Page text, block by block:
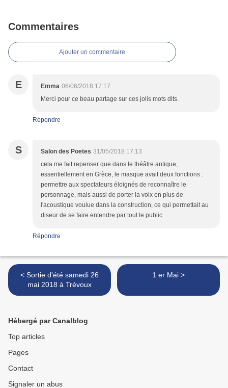
Commentaires
Ajouter un commentaire
E Emma 06/06/2018 17:17
Merci pour ce beau partage sur ces jolis mots dits.
Répondre
S Salon des Poetes 31/05/2018 17:13
cela me fait repenser que dans le théâtre antique,
essentiellement en Grèce, le masque avait deux fonctions :
permettre aux spectateurs éloignés de reconnaître le
personnage, mais aussi de porter la voix en plus de
l'acoustique voulue dans la construction, ce qui permettait au
diseur de se faire entendre par tout le public
Répondre
< Sortie d'été samedi 26
mai 2018 à Trévoux
1 er Mai >
Hébergé par Canalblog
Top articles
Pages
Contact
Signaler un abus